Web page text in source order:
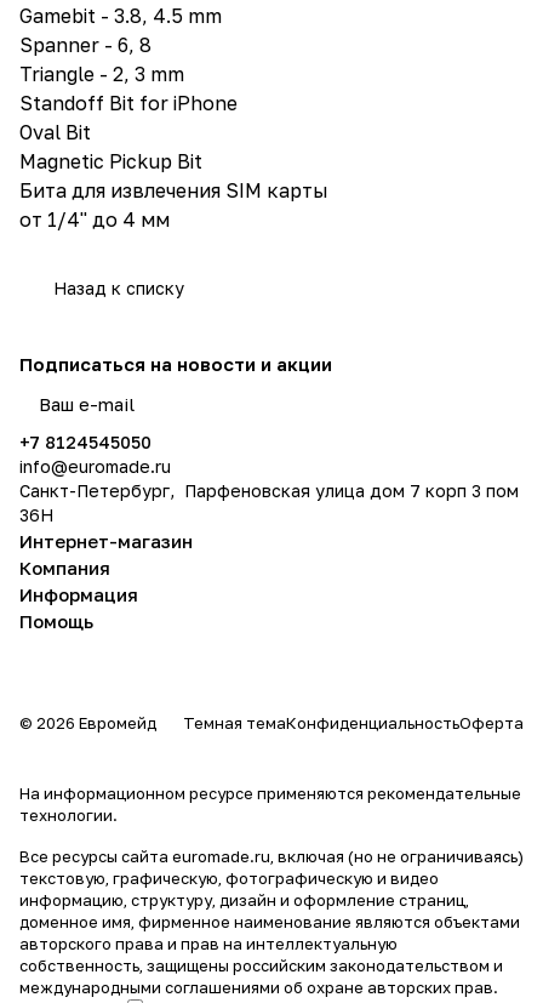
Gamebit - 3.8, 4.5 mm
Spanner - 6, 8
Triangle - 2, 3 mm
Standoff Bit for iPhone
Oval Bit
Magnetic Pickup Bit
Бита для извлечения SIM карты
от 1/4" до 4 мм
Назад к списку
Подписаться на новости и акции
+7 8124545050
info@euromade.ru
Санкт-Петербург, Парфеновская улица дом 7 корп 3 пом
36Н
Интернет-магазин
Компания
Информация
Помощь
© 2026 Евромейд Темная темаКонфиденциальностьОферта
На информационном ресурсе применяются рекомендательные
технологии.
Все ресурсы сайта euromade.ru, включая (но не ограничиваясь)
текстовую, графическую, фотографическую и видео
информацию, структуру, дизайн и оформление страниц,
доменное имя, фирменное наименование являются объектами
авторского права и прав на интеллектуальную
собственность, защищены российским законодательством и
международными соглашениями об охране авторских прав.